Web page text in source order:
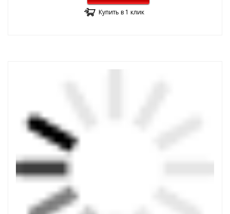
Купить в 1 клик